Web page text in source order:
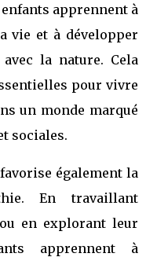
apprennent à
vie et à développer
la nature. Cela
pour vivre
un monde marqué
sociales.
également la
En travaillant
en explorant leur
apprennent à